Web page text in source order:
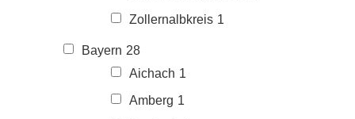
Zollernalbkreis 1
Bayern 28
Aichach 1
Amberg 1